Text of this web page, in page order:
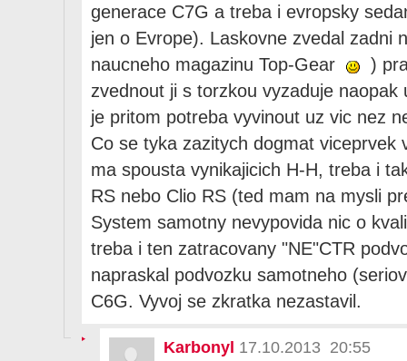
generace C7G a treba i evropsky
jen o Evrope). Laskovne zvedal zadni
naucneho magazinu Top-Gear
)
zvednout ji s torzkou vyzaduje naopak
je pritom potreba vyvinout uz vic nez
Co se tyka zazitych dogmat viceprvek
ma spousta vynikajicich H-H, treba i
RS nebo Clio RS (ted mam na mysli
System samotny nevypovida nic o
treba i ten zatracovany "NE"CTR
napraskal podvozku samotneho
C6G. Vyvoj se zkratka nezastavil.
Karbonyl 17.10.2013 20:55